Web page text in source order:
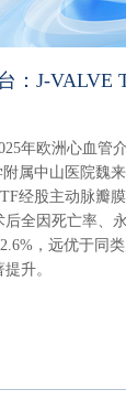
：J-VALVE
年欧洲心血管
附属中山医院魏
经股主动脉瓣
全因死亡率、
，远优于同
升。